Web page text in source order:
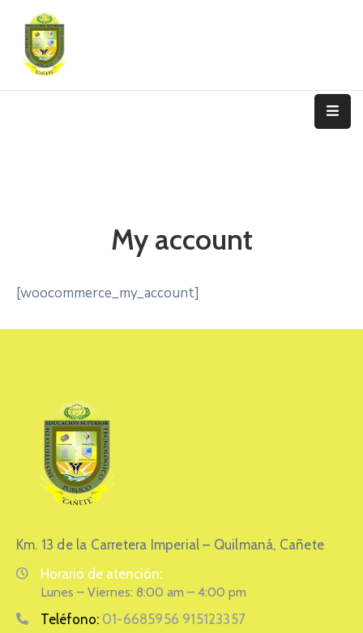
Nosotros
Trámite
Contáctanos
Páginas
My account
[woocommerce_my_account]
Km. 13 de la Carretera Imperial – Quilmaná, Cañete
Horario de atención:
Lunes – Viernes: 8:00 am – 4:00 pm
Teléfono: 01-6685956 915123357